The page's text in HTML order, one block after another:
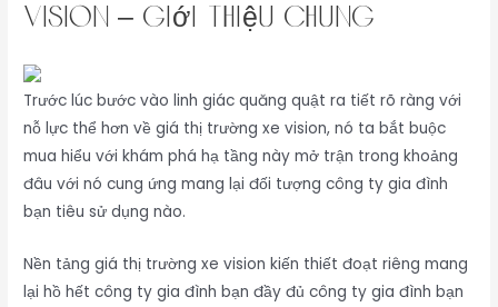
vision – Giới Thiệu Chung
Trước lúc bước vào linh giác quăng quật ra tiết rõ ràng với
nỗ lực thể hơn về giá thị trường xe vision, nó ta bắt buộc
mua hiểu với khám phá hạ tầng này mở trận trong khoảng
đâu với nó cung ứng mang lại đối tượng công ty gia đình
bạn tiêu sử dụng nào.
Nền tảng giá thị trường xe vision kiến thiết đoạt riêng mang
lại hồ hết công ty gia đình bạn đầy đủ công ty gia đình bạn